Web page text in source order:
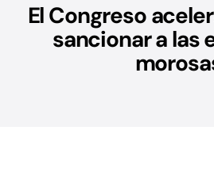
Quiénes
Servicios
El Congreso
sancionar a las